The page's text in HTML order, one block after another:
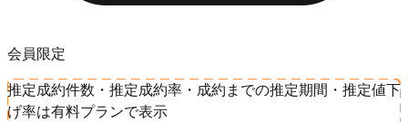
会員限定
推定成約件数・推定成約率・成約までの推定期間・推定値下
げ率は有料プランで表示